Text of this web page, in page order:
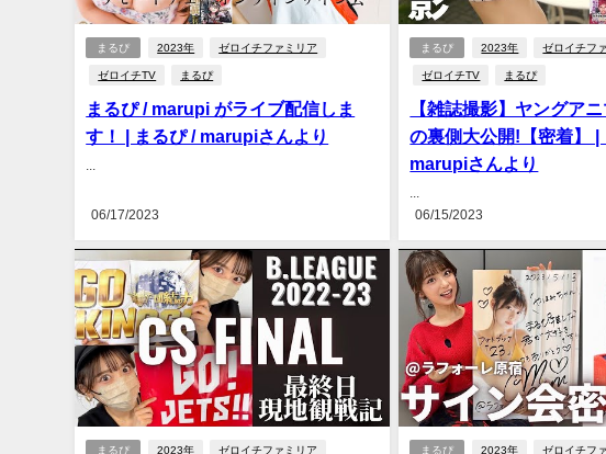
まるぴ 2023年 ゼロイチファミリア
ゼロイチTV まるぴ
まるぴ / marupi がライブ配信しま
す！ | まるぴ / marupiさんより
...
06/17/2023
まるぴ 2023年 ゼロイチフ
ゼロイチTV まるぴ
【雑誌撮影】ヤングア
の裏側大公開!【密着】 |
marupiさんより
...
06/15/2023
まるぴ 2023年 ゼロイチファミリア まるぴ 2023年 ゼロイチフ